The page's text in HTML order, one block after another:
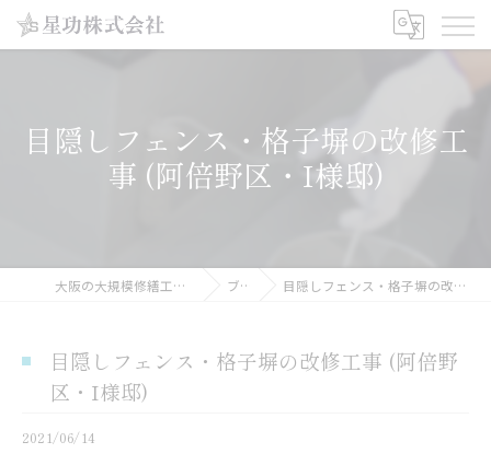
目隠しフェンス・格子塀の改修工
事 (阿倍野区・I様邸)
大阪の大規模修繕工事なら星功株式会社 ブログ 目隠しフェンス・格子塀の改修工事 (阿倍野区・I様邸)
目隠しフェンス・格子塀の改修工事 (阿倍野
区・I様邸)
2021/06/14